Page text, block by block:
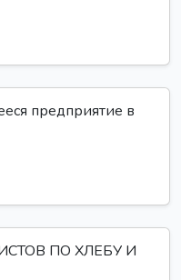
предприятие в
ПО ХЛЕБУ И